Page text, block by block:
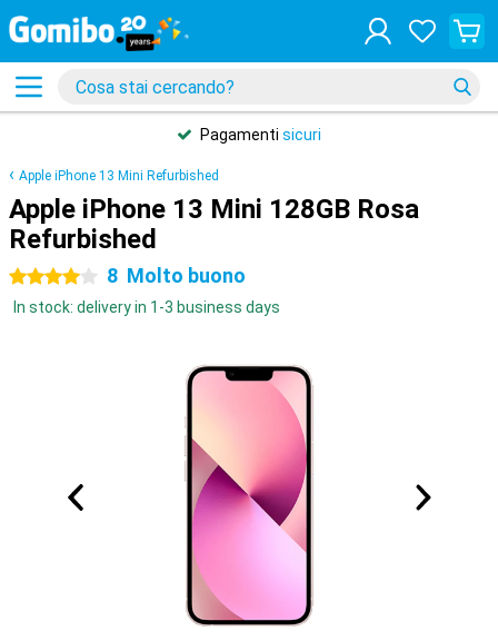
Pagamenti sicuri
Apple iPhone 13 Mini Refurbished
Apple iPhone 13 Mini 128GB Rosa
Refurbished
4 stelle 8 Molto buono
In stock: delivery in 1-3 business days